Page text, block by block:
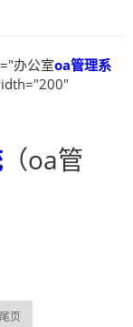
办公室oa管理系
（oa管
尾页